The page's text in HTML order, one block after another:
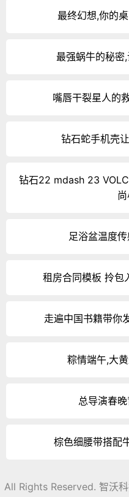
最终幻想,你的
最强蜗牛的秘密
嘴唇干裂星人的
钻石蛇手机壳
钻石22 mdash 23
足浴盆温度
租房合同模板 拎包
走遍中国书籍带你
粽情端午,大
总导演春
棕色细腰带搭配
All Rights Reserved. 智沃